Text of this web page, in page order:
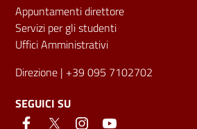
Appuntamenti direttore
Servizi per gli studenti
Uffici Amministrativi
Direzione | +39 095 7102702
SEGUICI SU